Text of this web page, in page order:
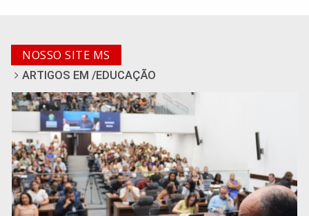
NOSSO SITE MS
ARTIGOS EM /EDUCAÇÃO